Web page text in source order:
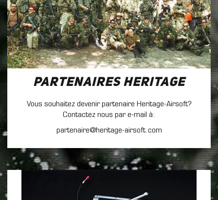
Partenaires Heritage
Vous souhaitez devenir partenaire Heritage-Airsoft?
Contactez nous par e-mail à:
partenaire@heritage-airsoft.com